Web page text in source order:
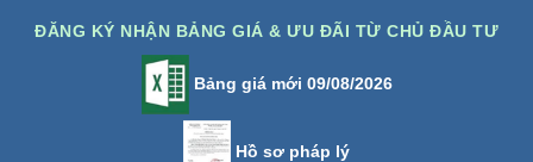
ĐĂNG KÝ NHẬN BẢNG GIÁ & ƯU ĐÃI TỪ CHỦ ĐẦU TƯ
Bảng giá mới 09/08/2026
Hồ sơ pháp lý